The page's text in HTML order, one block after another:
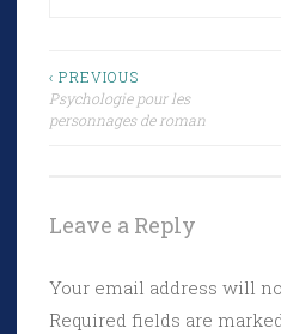
Post
navigation
‹ PREVIOUS
Psychologie pour les
personnages de roman
Leave a Reply
Your email address will
Required fields are